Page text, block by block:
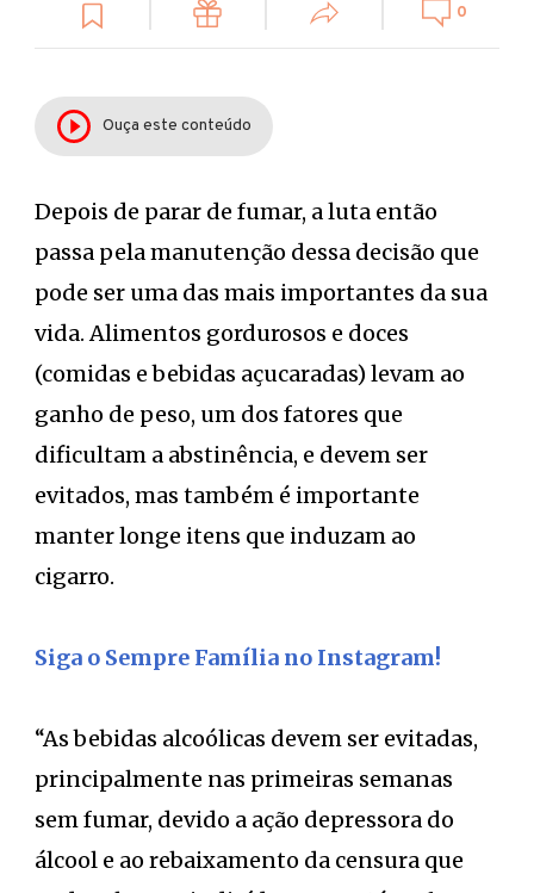
0
Ouça este conteúdo
Depois de parar de fumar, a luta então
passa pela manutenção dessa decisão que
pode ser uma das mais importantes da sua
vida. Alimentos gordurosos e doces
(comidas e bebidas açucaradas) levam ao
ganho de peso, um dos fatores que
dificultam a abstinência, e devem ser
evitados, mas também é importante
manter longe itens que induzam ao
cigarro.
Siga o Sempre Família no Instagram!
“As bebidas alcoólicas devem ser evitadas,
principalmente nas primeiras semanas
sem fumar, devido a ação depressora do
álcool e ao rebaixamento da censura que